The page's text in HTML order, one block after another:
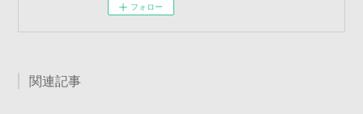
フォロー
関連記事